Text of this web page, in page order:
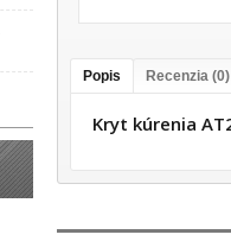
Popis Recenzia (0)
Kryt kúrenia